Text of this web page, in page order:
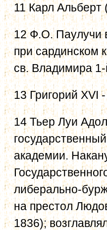
11 Карл Альберт
12 Ф.О. Паулучи
при сардинском
св. Владимира
13 Григорий XVI
14 Тьер Луи
академии.
либерально-
на престол
1836);